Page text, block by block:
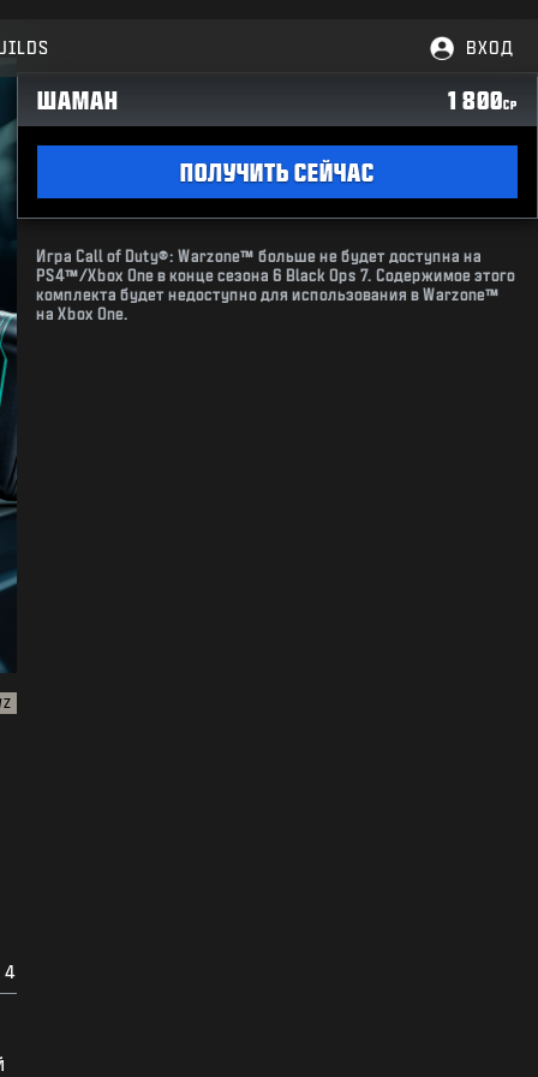
ВХОД
4
ШАМАН 1 800CP
ПОЛУЧИТЬ СЕЙЧАС
Игра Call of Duty®: Warzone™ больше не будет доступна на
PS4™/Xbox One в конце сезона 6 Black Ops 7. Содержимое этого
комплекта будет недоступно для использования в Warzone™
на Xbox One.